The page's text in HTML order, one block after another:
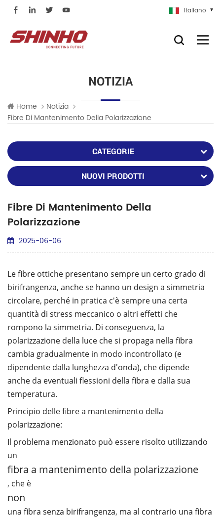
Italiano
NOTIZIA
Home
Notizia
Fibre Di Mantenimento Della Polarizzazione
CATEGORIE
NUOVI PRODOTTI
Fibre Di Mantenimento Della
Polarizzazione
2025-06-06
Le fibre ottiche presentano sempre un certo grado di
birifrangenza, anche se hanno un design a simmetria
circolare, perché in pratica c'è sempre una certa
quantità di stress meccanico o altri effetti che
rompono la simmetria. Di conseguenza, la
polarizzazione della luce che si propaga nella fibra
cambia gradualmente in modo incontrollato (e
dipendente dalla lunghezza d'onda), che dipende
anche da eventuali flessioni della fibra e dalla sua
temperatura.
Principio delle fibre a mantenimento della
polarizzazione:
Il problema menzionato può essere risolto utilizzando
un
fibra a mantenimento della polarizzazione
, che è
non
una fibra senza birifrangenza, ma al contrario una fibra